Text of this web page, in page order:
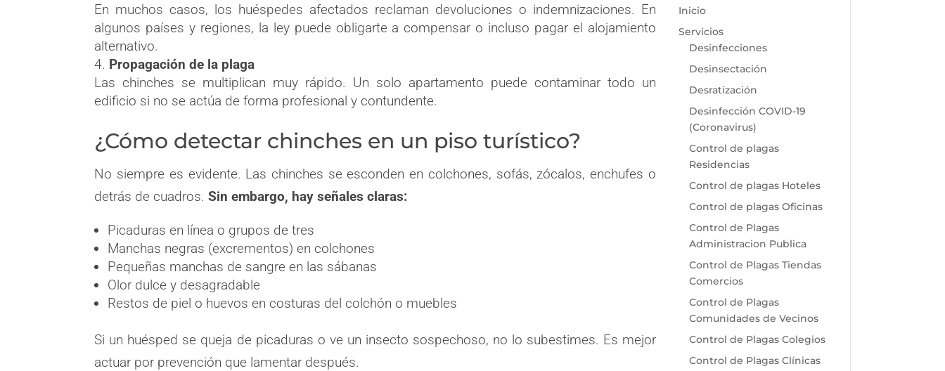
En muchos casos, los huéspedes afectados reclaman devoluciones o indemnizaciones. En
algunos países y regiones, la ley puede obligarte a compensar o incluso pagar el alojamiento
alternativo.
Propagación de la plaga
Las chinches se multiplican muy rápido. Un solo apartamento puede contaminar todo un
edificio si no se actúa de forma profesional y contundente.
¿Cómo detectar chinches en un piso turístico?
No siempre es evidente. Las chinches se esconden en colchones, sofás, zócalos, enchufes o
detrás de cuadros.Sin embargo, hay señales claras:
Picaduras en línea o grupos de tres
Manchas negras (excrementos) en colchones
Pequeñas manchas de sangre en las sábanas
Olor dulce y desagradable
Restos de piel o huevos en costuras del colchón o muebles
Si un huésped se queja de picaduras o ve un insecto sospechoso, no lo subestimes. Es mejor
actuar por prevención que lamentar después.
Inicio
Servicios
Desinfecciones
Desinsectación
Desratización
Desinfección COVID-19
(Coronavirus)
Control de plagas
Residencias
Control de plagas Hoteles
Control de plagas Oficinas
Control de Plagas
Administracion Publica
Control de Plagas Tiendas
Comercios
Control de Plagas
Comunidades de Vecinos
Control de Plagas Colegios
Control de Plagas Clínicas